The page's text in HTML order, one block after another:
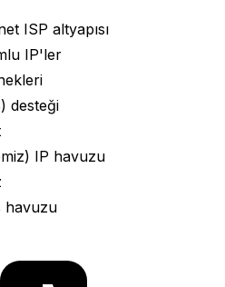
ISP altyapısı
IP'ler
desteği
IP havuzu
havuzu